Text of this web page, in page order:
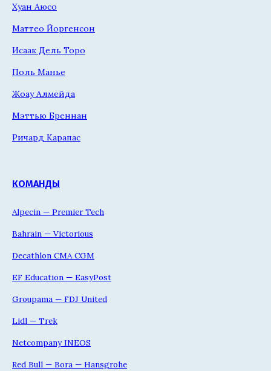
Хуан Аюсо
Маттео Йоргенсон
Исаак Дель Торо
Поль Манье
Жоау Алмейда
Мэттью Бреннан
Ричард Карапас
КОМАНДЫ
Alpecin — Premier Tech
Bahrain — Victorious
Decathlon CMA CGM
EF Education — EasyPost
Groupama — FDJ United
Lidl — Trek
Netcompany INEOS
Red Bull — Bora — Hansgrohe